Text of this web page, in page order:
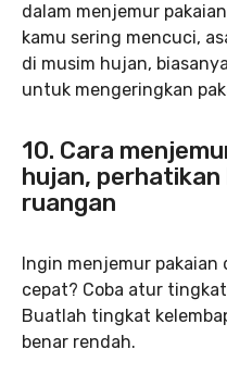
dalam menjemur
kamu sering mencuci,
di musim hujan,
untuk mengeringkan
10. Cara
hujan, perhatikan
ruangan
Ingin menjemur pakaian
cepat? Coba atur
Buatlah tingkat
benar rendah.